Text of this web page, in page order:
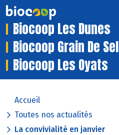
Biocoop Les Dunes
Biocoop Grain De Sel
Biocoop Les Oyats
Accueil
Toutes nos actualités
La convivialité en janvier